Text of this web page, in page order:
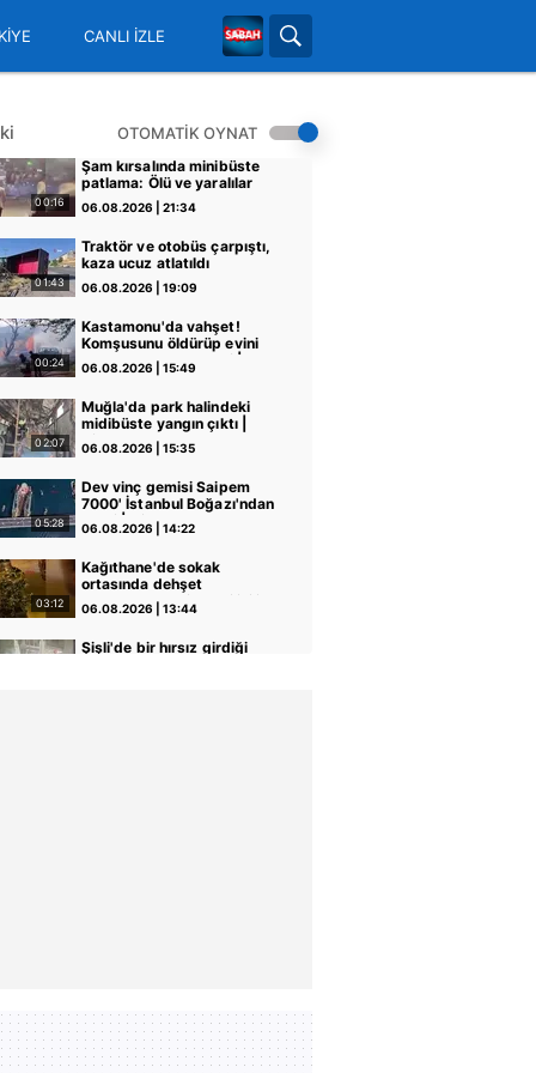
CANLI İZLE
OTOMATİK OYNAT
00:16
Şam kırsalında minibüste
patlama: Ölü ve yaralılar
var
06.08.2026 | 21:34
01:43
Traktör ve otobüs çarpıştı,
kaza ucuz atlatıldı
06.08.2026 | 19:09
00:24
Kastamonu'da vahşet!
Komşusunu öldürüp evini
ve aracını ateşe verdi |
Video
06.08.2026 | 15:49
02:07
Muğla'da park halindeki
midibüste yangın çıktı |
Video
06.08.2026 | 15:35
05:28
Dev vinç gemisi Saipem
7000' İstanbul Boğazı'ndan
geçti | Video
06.08.2026 | 14:22
03:12
Kağıthane'de sokak
ortasında dehşet
kamerada: Eski sevgilisi ile
erkek arkadaşını silahla
06.08.2026 | 13:44
Şişli'de bir hırsız girdiği
yağdırdığı anlar kamerada
| Video
Çevreyi kontrol edip
sandalyeye oturdu, park